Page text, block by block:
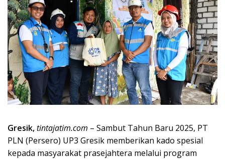
Gresik,tintajatim.com – Sambut Tahun Baru 2025, PT
PLN (Persero) UP3 Gresik memberikan kado spesial
kepada masyarakat prasejahtera melalui program